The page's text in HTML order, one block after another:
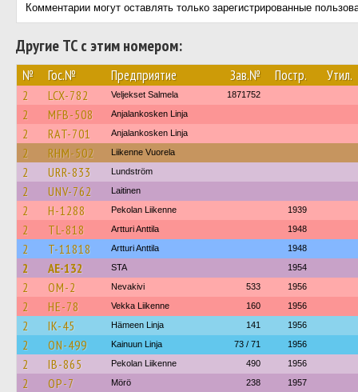
Комментарии могут оставлять только зарегистрированные
Другие ТС с этим номером:
№ Гос.№ Предприятие Зав.№ Постр. Утил.
2 LCX-782 Veljekset Salmela 1871752
2 MFB-508 Anjalankosken Linja
2 RAT-701 Anjalankosken Linja
2 RHM-502 Liikenne Vuorela
2 URR-833 Lundström
2 UNV-762 Laitinen
2 H-1288 Pekolan Liikenne 1939
2 TL-818 Artturi Anttila 1948
2 T-11818 Artturi Anttila 1948
2 AE-132 STA 1954
2 OM-2 Nevakivi 533 1956
2 HE-78 Vekka Liikenne 160 1956
2 IK-45 Hämeen Linja 141 1956
2 ON-499 Kainuun Linja 73 / 71 1956
2 IB-865 Pekolan Liikenne 490 1956
2 OP-7 Mörö 238 1957